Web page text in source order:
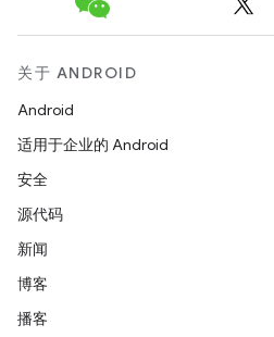
关于 ANDROID
Android
适用于企业的 Android
安全
源代码
新闻
博客
播客